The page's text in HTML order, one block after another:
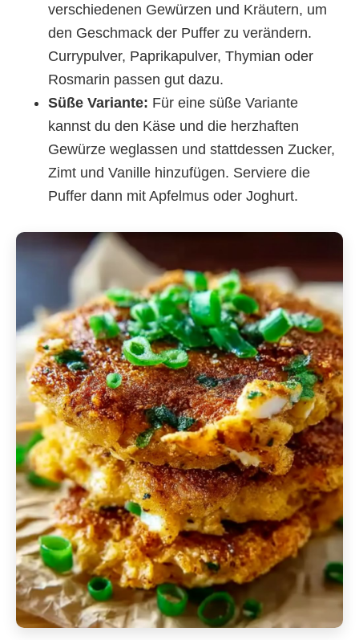
verschiedenen Gewürzen und Kräutern, um
den Geschmack der Puffer zu verändern.
Currypulver, Paprikapulver, Thymian oder
Rosmarin passen gut dazu.
Süße Variante: Für eine süße Variante
kannst du den Käse und die herzhaften
Gewürze weglassen und stattdessen Zucker,
Zimt und Vanille hinzufügen. Serviere die
Puffer dann mit Apfelmus oder Joghurt.